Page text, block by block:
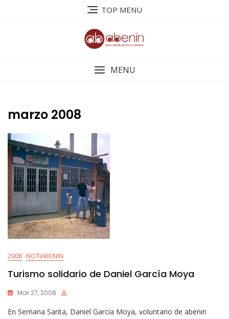
TOP MENU
MENU
marzo 2008
2008 NOTIABENIN
Turismo solidario de Daniel García Moya
Mar 27, 2008
En Semana Santa, Daniel García Moya, voluntario de abenin